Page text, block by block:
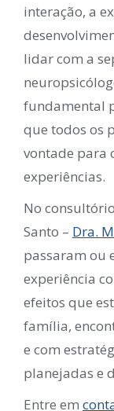
interação, a
lidar com a
fundamental
que todos os
vontade para
experiências.
No
Santo – Dra.
passaram ou
experiência
efeitos que
família,
e com
planejadas e
Entre em